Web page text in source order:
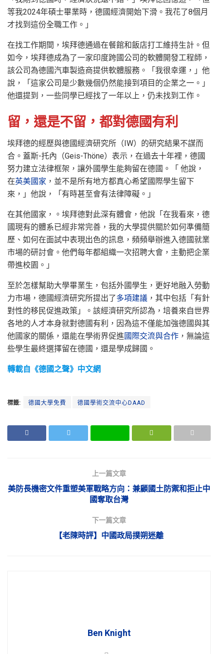
等我2024年碩士畢業時，德國經濟開始下滑。我花了8個月
才找到這份全職工作。」
在找工作期間，埃拜德通過在餐館和飯店打工維持生計。但
如今，埃拜德成為了一家印度跨國公司的軟體開發工程師，
該公司為德國汽車製造商提供軟體服務。「我很幸運，」他
說，「這家公司是少數幾個仍然能接到項目的企業之一。」
他還提到，一些同學已經找了一年以上，仍未找到工作。
留，還是不留，都對德國有利
埃拜德的經歷與德國經濟研究所（IW）的研究結果不謀而
合。蓋斯-托內（Geis-Thöne）表示，在過去十年裡，德國
努力建立法律框架，讓外國學生能夠留在德國。「 他說，
在英美國家 ，並不是所有地方都真心希望國際學生留下
來，」他說，「有時甚至會有法律障礙。」
在其他國家，。埃拜德對此深有體會，他說「在我看來，德
國現有的體系已經非常完善，我的大學提供關於如何準備簡
歷、如何在面試中表現出色的訊息，頻頻舉辦進入德國就業
市場的研討會。他們每年都組織一次招聘大會，主動把企業
帶進校園。」
至於怎樣幫助大學畢業生，包括外國學生，更好地融入勞動
力市場，德國經濟研究所提出了多項建議 ，其中包括「有針
對性的移民促進政策」。該經濟研究所認為，培養來自世界
各地的人才本身就對德國有利，因為這不僅能加強德國與其
他國家的關係，還能在學術界促進國際交流與合作 ，無論這
些學生最終選擇留在德國，還是學成歸國。
轉載自《德國之聲》中文網
標籤: 德國大學免費 德國學術交流中心DAAD
上一篇文章
美防長機密文件重塑美軍戰略方向：兼顧國土防禦和拒止中
國奪取台灣
下一篇文章
【老陳時評】中國政局撲朔迷離
Ben Knight